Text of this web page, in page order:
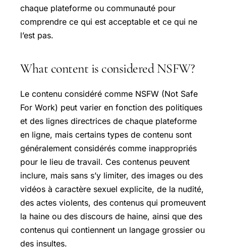
chaque plateforme ou communauté pour
comprendre ce qui est acceptable et ce qui ne
l’est pas.
What content is considered NSFW?
Le contenu considéré comme NSFW (Not Safe
For Work) peut varier en fonction des politiques
et des lignes directrices de chaque plateforme
en ligne, mais certains types de contenu sont
généralement considérés comme inappropriés
pour le lieu de travail. Ces contenus peuvent
inclure, mais sans s’y limiter, des images ou des
vidéos à caractère sexuel explicite, de la nudité,
des actes violents, des contenus qui promeuvent
la haine ou des discours de haine, ainsi que des
contenus qui contiennent un langage grossier ou
des insultes.